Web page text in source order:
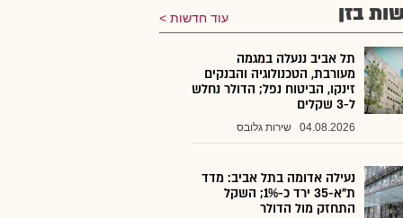
בזן עוד חדשות
תל אביב ננעלה במגמה
מעורבת, הטכנולוגיה והבנקים
זינקו, הביטוח נפל; הדולר נחלש
ל-3 שקלים
04.08.2026 שירות גלובס
נעילה אדומה בתל אביב: מדד
ת"א-35 ירד כ-1%; השקל
התחזק מול הדולר